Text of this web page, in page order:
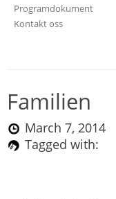
Programdokument
Kontakt oss
Familien
March 7, 2014
Tagged with: